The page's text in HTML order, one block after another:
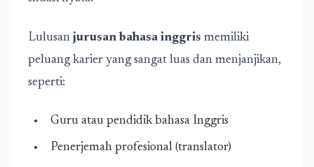
Lulusan jurusan bahasa inggris memiliki
peluang karier yang sangat luas dan menjanjikan,
seperti:
Guru atau pendidik bahasa Inggris
Penerjemah profesional (translator)